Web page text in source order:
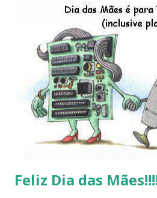
do LibreOffice , o IX Latinoware,
Linux (como sempre), o
baixa taxa de adesão pelos
de desejar a todos Boas Festas e
estar juntos novamente. Feliz
Feliz Dia das